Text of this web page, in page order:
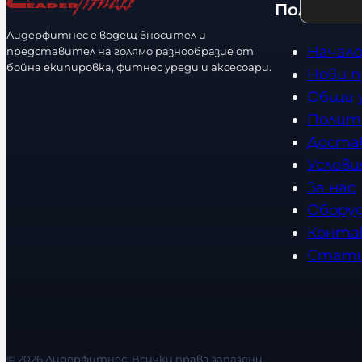
о
с
т
е
Лидерфитнес е водещ вносител и
представител на голямо разнообразие от
бойна екипировка, фитнес уреди и аксесоари.
Полезно
Начало
Нови
Общи
За нас
© 2026 Лидерфитнес. Всички права запазени.